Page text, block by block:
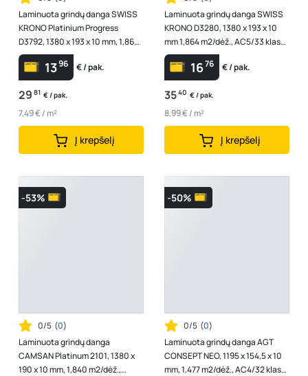
Laminuota grindų danga SWISS
KRONO Platinium Progress
D3792, 1380 x 193 x 10 mm, 1,864
m2/dėž., AC4/32 klasė, V4, spl. ...
1396 € / pak.
29 81 € / pak.
7,49 € / m²
Į krepšelį
Laminuota grindų danga SWISS
KRONO D3280, 1380 x 193 x 10
mm 1,864 m2/dėž., AC5/33 klasė,
spl. "Roble Selva"
1676 € / pak.
3540 € / pak.
8,99 € / m²
Į krepšelį
-53%
0/5 (0)
Laminuota grindų danga
CAMSAN Platinum 2101, 1380 x
190 x 10 mm, 1,840 m2/dėž.,
-50%
0/5 (0)
Laminuota grindų danga AGT
CONSEPT NEO, 1195 x 154,5 x 10
mm, 1,477 m2/dėž., AC4/32 klasė,